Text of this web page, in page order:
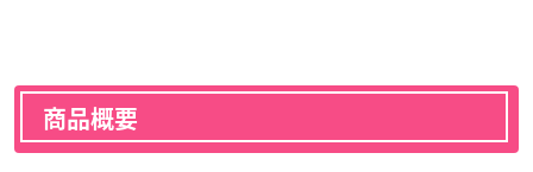
商品概要